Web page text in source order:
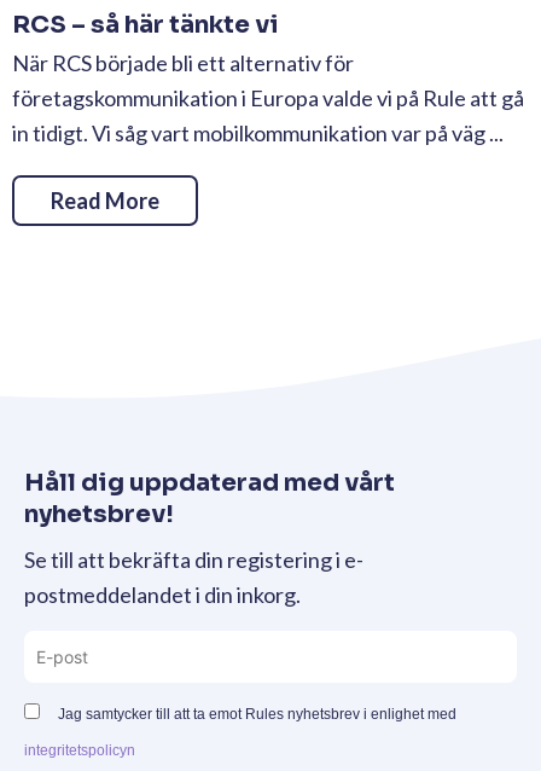
RCS – så här tänkte vi
När RCS började bli ett alternativ för
företagskommunikation i Europa valde vi på Rule att gå
in tidigt. Vi såg vart mobilkommunikation var på väg ...
Read More
Håll dig uppdaterad med vårt
nyhetsbrev!
Se till att bekräfta din registering i e-
postmeddelandet i din inkorg.
Jag samtycker till att ta emot Rules nyhetsbrev i enlighet med
integritetspolicyn